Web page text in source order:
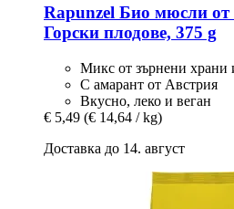
Rapunzel Био мюсли от
Горски плодове, 375 g
Микс от зърнени храни
С амарант от Австрия
Вкусно, леко и веган
€ 5,49 (€ 14,64 / kg)
Доставка до 14. август